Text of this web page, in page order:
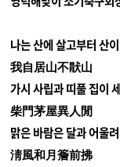
나는 산에 살고부터 산
我自居山不猒山
가시 사립과 띠풀 집이
柴門茅屋異人閒
맑은 바람은 달과 어울
淸風和月簷前拂